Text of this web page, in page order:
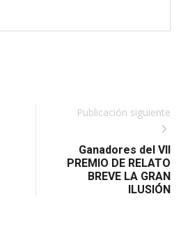
Publicación siguiente
Ganadores del VII
PREMIO DE RELATO
BREVE LA GRAN
ILUSIÓN